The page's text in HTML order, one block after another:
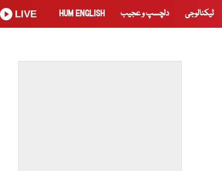
ٹیکنالوجی دلچسپ و عجیب HUM ENGLISH
LIVE